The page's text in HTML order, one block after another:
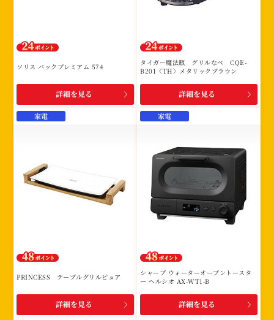
ソリス バックプレミアム 574
詳細を見る
タイガー魔法瓶 グリルなべ CQE-
B201〈TH〉メタリックブラウン
詳細を見る
家電
PRINCESS テーブルグリルピュア
詳細を見る
家電
シャープ ウォーターオーブントースタ
ー ヘルシオ AX-WT1-B
詳細を見る